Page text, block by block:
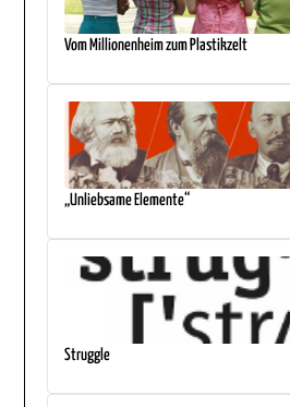
Vom Millionenheim zum Plastikzelt
„Unliebsame Elemente“
Struggle